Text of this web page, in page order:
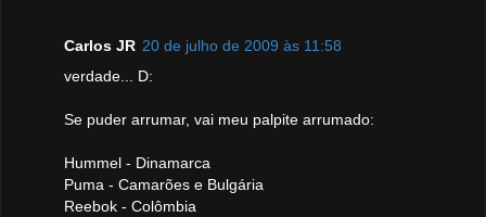
Carlos JR 20 de julho de 2009 às 11:58
verdade... D:
Se puder arrumar, vai meu palpite arrumado:
Hummel - Dinamarca
Puma - Camarões e Bulgária
Reebok - Colômbia